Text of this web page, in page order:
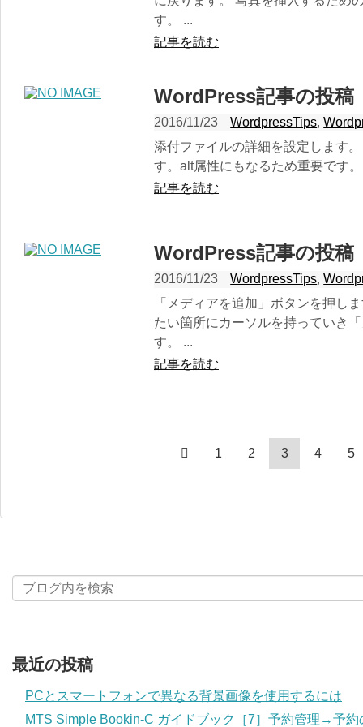
す。 ...
記事を読む
WordPress記事の投稿
2016/11/23 WordpressTips,
添付ファイルの詳細を設定します
す。alt属性にもなるため重要です
記事を読む
WordPress記事の投稿
2016/11/23 WordpressTips,
「メディアを追加」ボタンを押し
たい箇所にカーソルを持っていき
す。 ...
記事を読む
1 2 3 4 5
最近の投稿
PCとスマートフォンで異なる背景画像を使用するには
MTS Simple Bookin-C ガイドブック［7］予約管理→予約